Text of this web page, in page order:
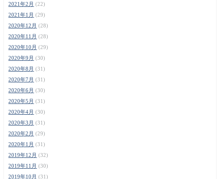
2021年2月 (22)
2021年1月 (29)
2020年12月 (28)
2020年11月 (28)
2020年10月 (29)
2020年9月 (30)
2020年8月 (31)
2020年7月 (31)
2020年6月 (30)
2020年5月 (31)
2020年4月 (30)
2020年3月 (31)
2020年2月 (29)
2020年1月 (31)
2019年12月 (32)
2019年11月 (30)
2019年10月 (31)